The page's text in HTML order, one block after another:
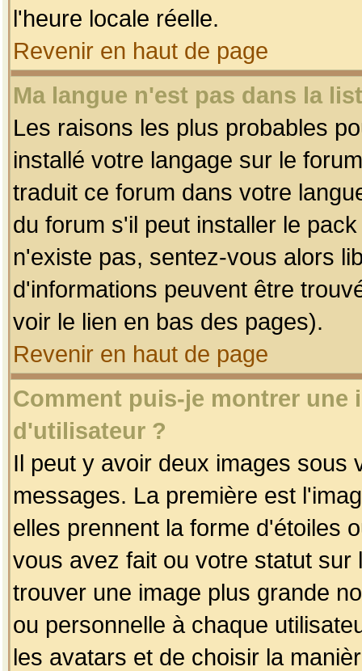
l'heure locale réelle.
Revenir en haut de page
Ma langue n'est pas dans la
Les raisons les plus probables
installé votre langage sur le
traduit ce forum dans votre
du forum s'il peut installer le
n'existe pas, sentez-vous alors
d'informations peuvent être
voir le lien en bas des pages).
Revenir en haut de page
Comment puis-je montrer une
d'utilisateur ?
Il peut y avoir deux images sous
messages. La première est
elles prennent la forme d'étoiles
vous avez fait ou votre statut
trouver une image plus grande
ou personnelle à chaque
les avatars et de choisir la